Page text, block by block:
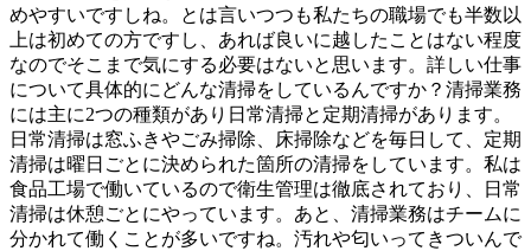
めやすいですしね。とは言いつつも私たちの職場でも半数以
上は初めての方ですし、あれば良いに越したことはない程度
なのでそこまで気にする必要はないと思います。詳しい仕事
について具体的にどんな清掃をしているんですか？清掃業務
には主に2つの種類があり日常清掃と定期清掃があります。
日常清掃は窓ふきやごみ掃除、床掃除などを毎日して、定期
清掃は曜日ごとに決められた箇所の清掃をしています。私は
食品工場で働いているので衛生管理は徹底されており、日常
清掃は休憩ごとにやっています。あと、清掃業務はチームに
分かれて働くことが多いですね。汚れや匂いってきついんで